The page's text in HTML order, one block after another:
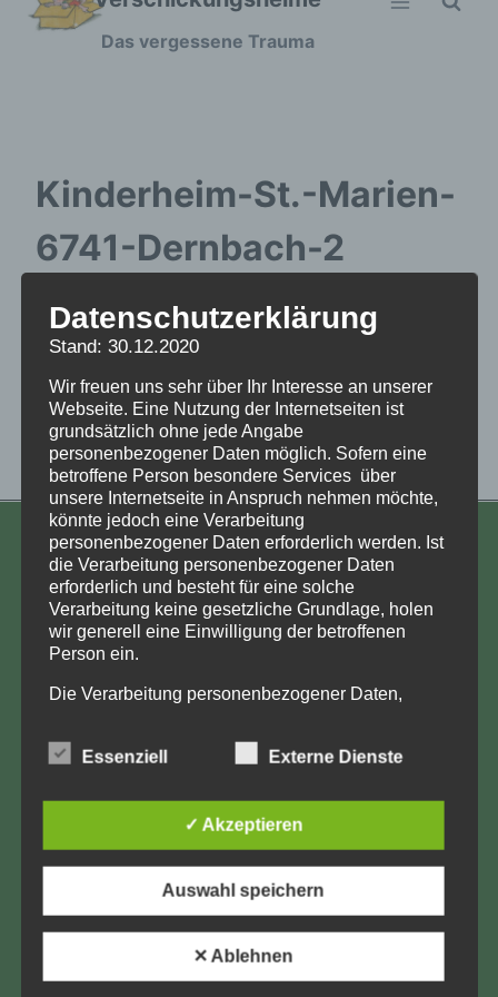
Zum
Das vergessene Trauma
Kinderheim-St.-Marien-
6741-Dernbach-2
KONTAKT
Aufarbeitung und Erforschung
Kinderverschickung e.V.
Anja Röhl
Kiehlufer 43
info@Verschickungsheime.de
AEKV e.V.
Datenschutzerklärung
Stand: 30.12.2020
Wir freuen uns sehr über Ihr Interesse an unserer
Webseite. Eine Nutzung der Internetseiten ist
grundsätzlich ohne jede Angabe
personenbezogener Daten möglich. Sofern eine
betroffene Person besondere Services über
unsere Internetseite in Anspruch nehmen möchte,
könnte jedoch eine Verarbeitung
personenbezogener Daten erforderlich werden. Ist
die Verarbeitung personenbezogener Daten
erforderlich und besteht für eine solche
Verarbeitung keine gesetzliche Grundlage, holen
wir generell eine Einwilligung der betroffenen
Person ein.
Die Verarbeitung personenbezogener Daten,
Adresse oder Telefonnummer einer betroffenen
Person, erfolgt stets im Einklang mit der
Übereinstimmung mit den für uns geltenden
landesspezifischen Datenschutzbestimmungen.
Mittels dieser Datenschutzerklärung möchte unser
Unternehmen die Öffentlichkeit über Art, Umfang
und Zweck der von uns erhobenen, genutzten und
verarbeiteten personenbezogenen Daten
informieren. Ferner werden betroffene Personen
mittels dieser Datenschutzerklärung über die ihnen
zustehenden Rechte aufgeklärt.
Essenziell Externe Dienste
✓ Akzeptieren
Auswahl speichern
✕ Ablehnen